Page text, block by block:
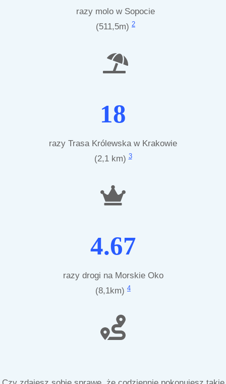
razy molo w Sopocie
(511,5m) 2
18
razy Trasa Królewska w Krakowie
(2,1 km)3
4.67
razy drogi na Morskie Oko
(8,1km) 4